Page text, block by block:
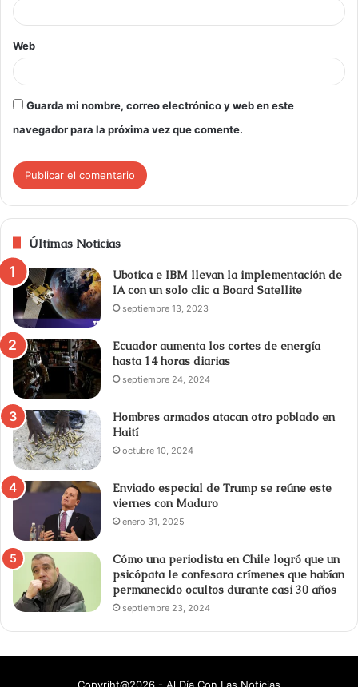
Web
Guarda mi nombre, correo electrónico y web en este
navegador para la próxima vez que comente.
Últimas Noticias
Ubotica e IBM llevan la implementación de
IA con un solo clic a Board Satellite
septiembre 13, 2023
Ecuador aumenta los cortes de energía
hasta 14 horas diarias
septiembre 24, 2024
Hombres armados atacan otro poblado en
Haití
octubre 10, 2024
Enviado especial de Trump se reúne este
viernes con Maduro
enero 31, 2025
Cómo una periodista en Chile logró que un
psicópata le confesara crímenes que habían
permanecido ocultos durante casi 30 años
septiembre 23, 2024
Copyriht@2026 - Al Día Con Las Noticias